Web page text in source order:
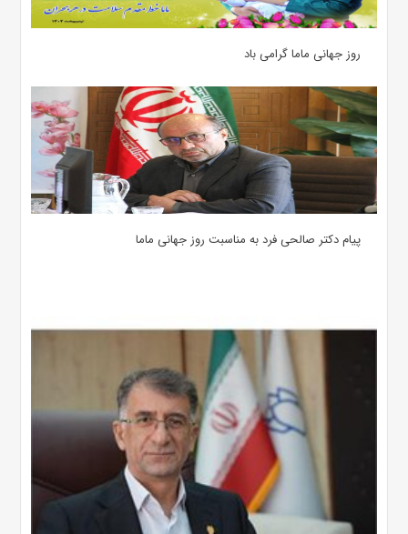
روز جهانی ماما گرامی باد
پیام دکتر صالحی فرد به مناسبت روز جهانی ماما